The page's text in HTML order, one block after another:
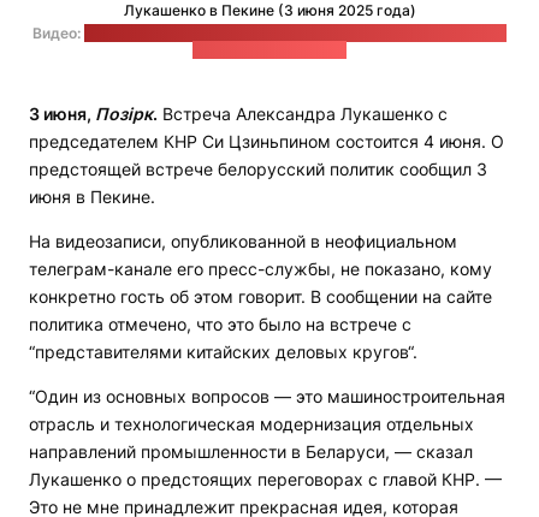
Лукашенко в Пекине (3 июня 2025 года)
Видео:
3 июня, Позірк. Встреча Александра Лукашенко с
председателем КНР Си Цзиньпином состоится 4 июня. О
предстоящей встрече белорусский политик сообщил 3
июня в Пекине.
На видеозаписи, опубликованной в неофициальном
телеграм-канале его пресс-службы, не показано, кому
конкретно гость об этом говорит. В сообщении на сайте
политика отмечено, что это было на встрече с
“представителями китайских деловых кругов“.
“Один из основных вопросов — это машиностроительная
отрасль и технологическая модернизация отдельных
направлений промышленности в Беларуси, — сказал
Лукашенко о предстоящих переговорах с главой КНР. —
Это не мне принадлежит прекрасная идея, которая